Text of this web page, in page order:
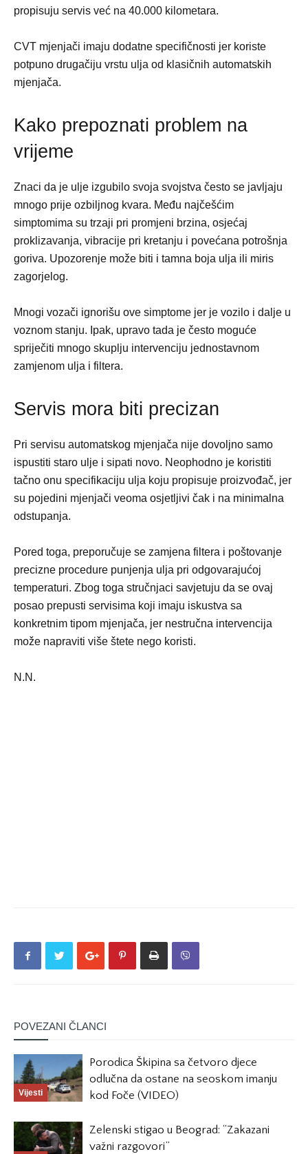
propisuju servis već na 40.000 kilometara.
CVT mjenjači imaju dodatne specifičnosti jer koriste
potpuno drugačiju vrstu ulja od klasičnih automatskih
mjenjača.
Kako prepoznati problem na
vrijeme
Znaci da je ulje izgubilo svoja svojstva često se javljaju
mnogo prije ozbiljnog kvara. Među najčešćim
simptomima su trzaji pri promjeni brzina, osjećaj
proklizavanja, vibracije pri kretanju i povećana potrošnja
goriva. Upozorenje može biti i tamna boja ulja ili miris
zagorjelog.
Mnogi vozači ignorišu ove simptome jer je vozilo i dalje u
voznom stanju. Ipak, upravo tada je često moguće
spriječiti mnogo skuplju intervenciju jednostavnom
zamjenom ulja i filtera.
Servis mora biti precizan
Pri servisu automatskog mjenjača nije dovoljno samo
ispustiti staro ulje i sipati novo. Neophodno je koristiti
tačno onu specifikaciju ulja koju propisuje proizvođač, jer
su pojedini mjenjači veoma osjetljivi čak i na minimalna
odstupanja.
Pored toga, preporučuje se zamjena filtera i poštovanje
precizne procedure punjenja ulja pri odgovarajućoj
temperaturi. Zbog toga stručnjaci savjetuju da se ovaj
posao prepusti servisima koji imaju iskustva sa
konkretnim tipom mjenjača, jer nestručna intervencija
može napraviti više štete nego koristi.
N.N.
POVEZANI ČLANCI
Vijesti
Porodica Škipina sa četvoro djece
odlučna da ostane na seoskom imanju
kod Foče (VIDEO)
Zelenski stigao u Beograd: “Zakazani
važni razgovori”